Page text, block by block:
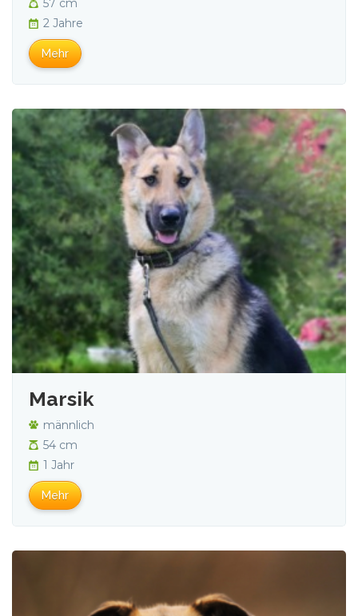
57 cm
2 Jahre
Mehr
Marsik
männlich
54 cm
1 Jahr
Mehr